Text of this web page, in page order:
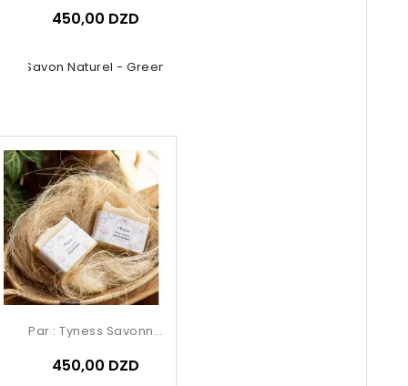
Savon Naturel - Green
450,00 DZD
Par : Tyness Savonnerie
450,00 DZD